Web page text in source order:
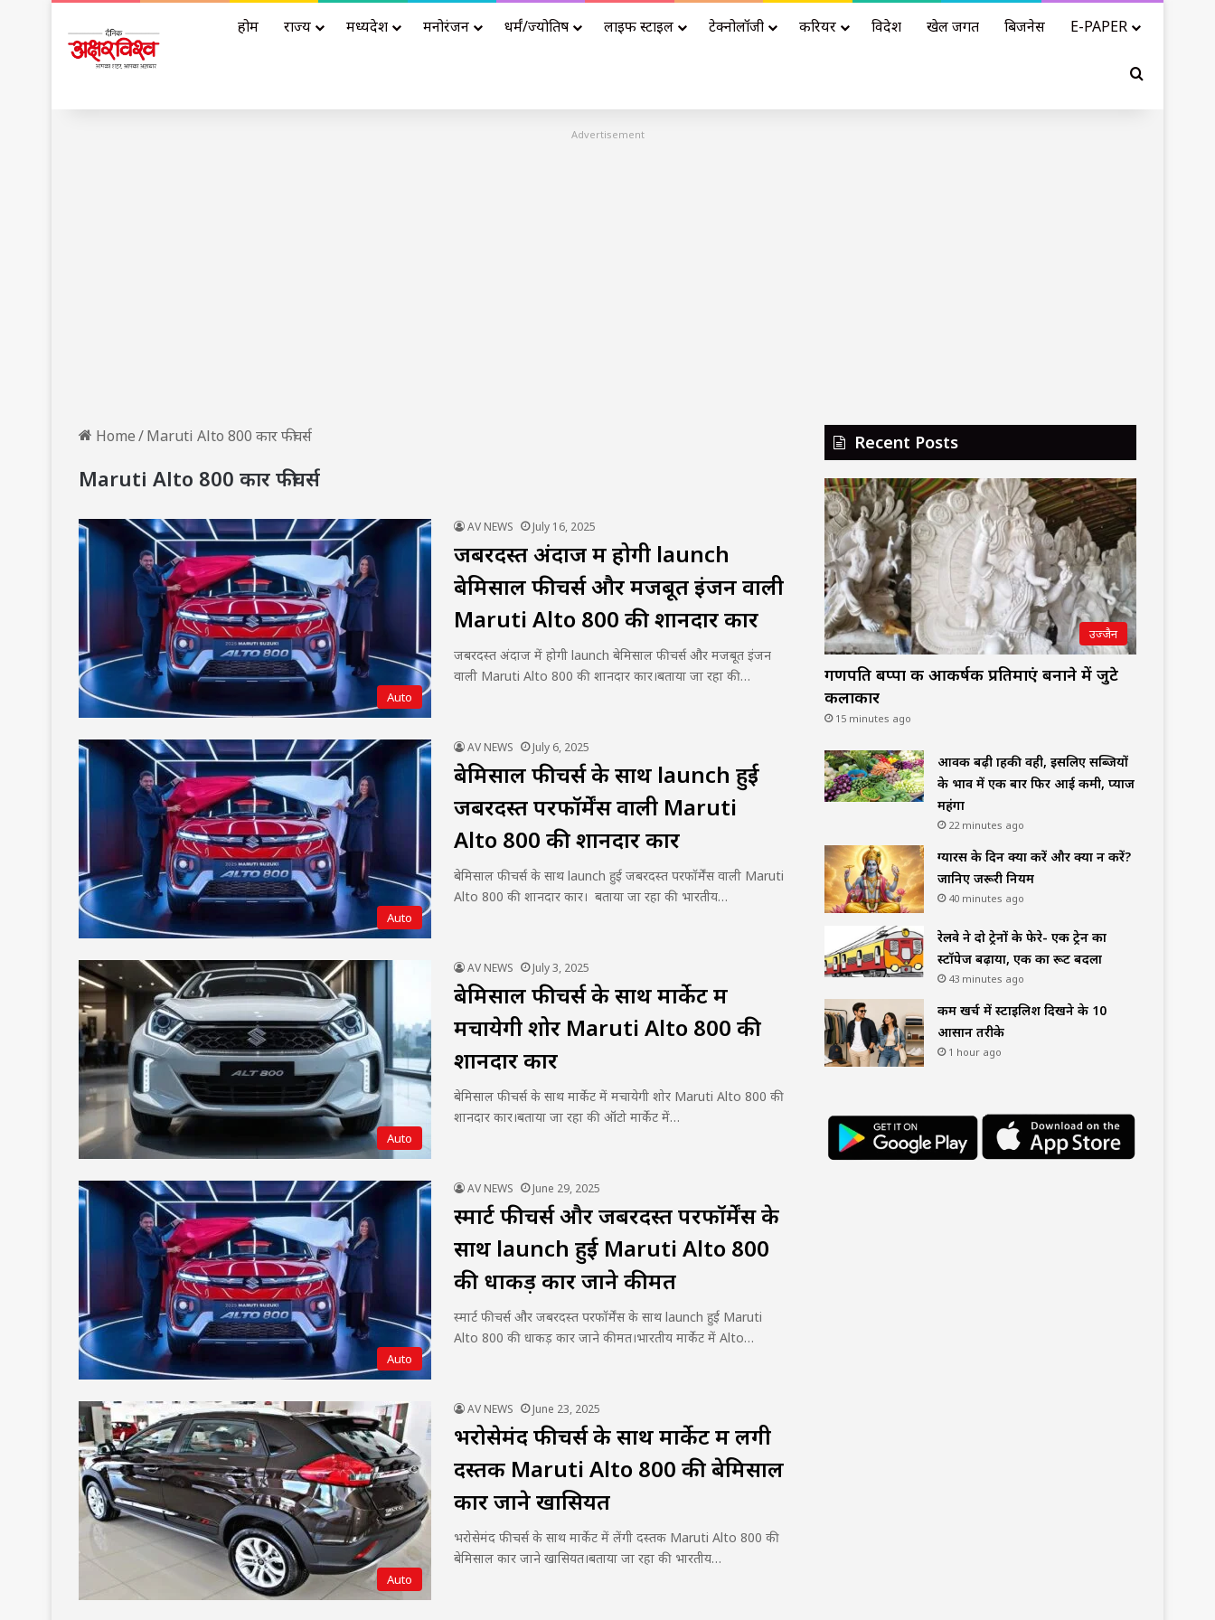
होम राज्य मध्यप्रदेश मनोरंजन धर्मं/ज्योतिष लाइफ स्टाइल टेक्नोलॉजी करियर विदेश खेल जगत बिजनेस E-PAPER
Search for
Advertisement
Home/Maruti Alto 800 कार फीचर्स
Maruti Alto 800 कार फीचर्स
Auto
AV NEWS July 16, 2025
जबरदस्त अंदाज में होगी launch
बेमिसाल फीचर्स और मजबूत इंजन वाली
Maruti Alto 800 की शानदार कार
जबरदस्त अंदाज में होगी launch बेमिसाल फीचर्स और मजबूत इंजन
वाली Maruti Alto 800 की शानदार कार।बताया जा रहा की…
Auto
AV NEWS July 6, 2025
बेमिसाल फीचर्स के साथ launch हुई
जबरदस्त परफॉर्मेंस वाली Maruti
Alto 800 की शानदार कार
बेमिसाल फीचर्स के साथ launch हुई जबरदस्त परफॉर्मेंस वाली Maruti
Alto 800 की शानदार कार। बताया जा रहा की भारतीय…
Auto
AV NEWS July 3, 2025
बेमिसाल फीचर्स के साथ मार्केट में
मचायेगी शोर Maruti Alto 800 की
शानदार कार
बेमिसाल फीचर्स के साथ मार्केट में मचायेगी शोर Maruti Alto 800 की
शानदार कार।बताया जा रहा की ऑटो मार्केट में…
Auto
AV NEWS June 29, 2025
स्मार्ट फीचर्स और जबरदस्त परफॉर्मेंस के
साथ launch हुई Maruti Alto 800
की धाकड़ कार जाने कीमत
स्मार्ट फीचर्स और जबरदस्त परफॉर्मेंस के साथ launch हुई Maruti
Alto 800 की धाकड़ कार जाने कीमत।भारतीय मार्केट में Alto…
Auto
AV NEWS June 23, 2025
भरोसेमंद फीचर्स के साथ मार्केट में लेंगी
दस्तक Maruti Alto 800 की बेमिसाल
कार जाने खासियत
भरोसेमंद फीचर्स के साथ मार्केट में लेंगी दस्तक Maruti Alto 800 की
बेमिसाल कार जाने खासियत।बताया जा रहा की भारतीय…
Recent Posts
उज्जैन
गणपति बप्पा की आकर्षक प्रतिमाएं बनाने में जुटे
कलाकार
15 minutes ago
आवक बढ़ी ग्राहकी वही, इसलिए सब्जियों
के भाव में एक बार फिर आई कमी, प्याज
महंगा
22 minutes ago
ग्यारस के दिन क्या करें और क्या न करें?
जानिए जरूरी नियम
40 minutes ago
रेलवे ने दो ट्रेनों के फेरे- एक ट्रेन का
स्टॉपेज बढ़ाया, एक का रूट बदला
43 minutes ago
कम खर्च में स्टाइलिश दिखने के 10
आसान तरीके
1 hour ago